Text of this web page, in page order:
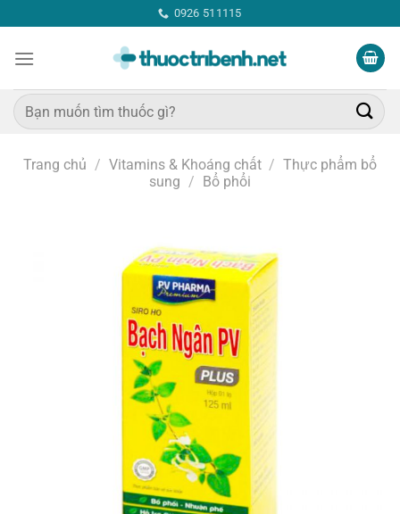
qua
nội
0926 511115
Tìm
kiếm:
Trang chủ / Vitamins & Khoáng chất / Thực phẩm bổ
sung / Bổ phổi